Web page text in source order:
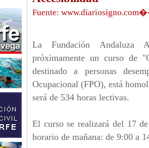
Fuente:
La Fundación Andaluza
próximamente un curso de
destinado a personas
Ocupacional (FPO), está
será de 534 horas lectivas.
El curso se realizará del 17
horario de mañana: de 9:00 a